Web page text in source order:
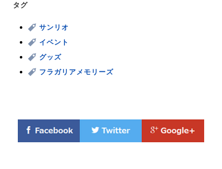
タグ
サンリオ
イベント
グッズ
フラガリアメモリーズ